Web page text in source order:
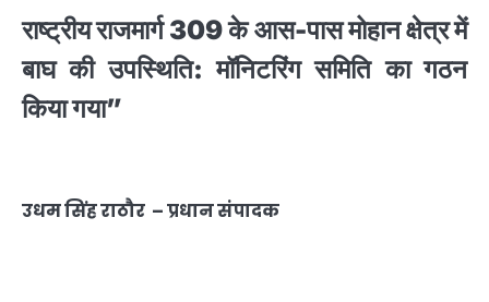
राष्ट्रीय राजमार्ग 309 के आस-पास मोहान क्षेत्र में
बाघ की उपस्थिति: मॉनिटरिंग समिति का गठन
किया गया”
उधम सिंह राठौर –प्रधान संपादक